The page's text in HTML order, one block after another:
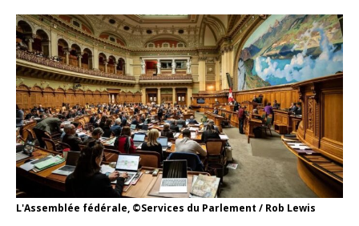
L'Assemblée fédérale, ©Services du Parlement / Rob Lewis